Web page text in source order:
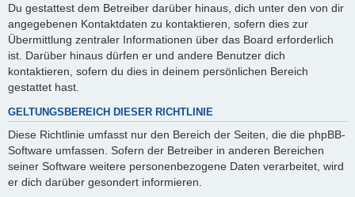
Du gestattest dem Betreiber darüber hinaus, dich unter den von dir
angegebenen Kontaktdaten zu kontaktieren, sofern dies zur
Übermittlung zentraler Informationen über das Board erforderlich
ist. Darüber hinaus dürfen er und andere Benutzer dich
kontaktieren, sofern du dies in deinem persönlichen Bereich
gestattet hast.
GELTUNGSBEREICH DIESER RICHTLINIE
Diese Richtlinie umfasst nur den Bereich der Seiten, die die phpBB-
Software umfassen. Sofern der Betreiber in anderen Bereichen
seiner Software weitere personenbezogene Daten verarbeitet, wird
er dich darüber gesondert informieren.